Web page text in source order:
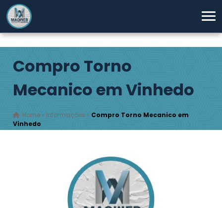
Compro Torno
Mecanico em Vinhedo
Home » Informações » Compro Torno Mecanico em
Vinhedo